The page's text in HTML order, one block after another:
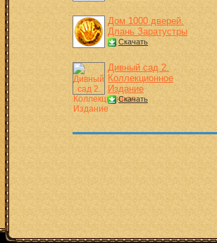
Дом 1000 дверей.
Длань Заратустры
Скачать
Дивный сад 2.
Коллекционное
Издание
Скачать